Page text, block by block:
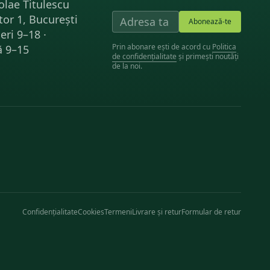
Titulescu
1, București
9–18 ·
9–15
Abonează-te
Prin abonare ești de acord cu Politica
de confidențialitate și primești noutăți
de la noi.
ConfidențialitateCookiesTermeniLivrare și returFormular de retur